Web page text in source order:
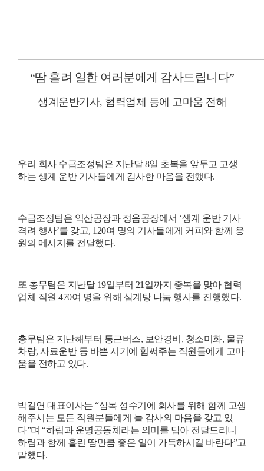
“땀 흘려 일한 여러분에게 감사드립니다”
생계운반기사, 협력업체 등에 고마움 전해
우리 회사 수급조정팀은 지난달8일 초복을 앞두고 고생
하는 생계 운반 기사들에게 감사한 마음을 전했다.
수급조정팀은 익산공장과 정읍공장에서 ‘생계 운반 기사
격려 행사’를 갖고, 120여 명의 기사들에게 커피와 함께 응
원의 메시지를 전달했다.
또 총무팀은 지난달 19일부터 21 일까지 중복을 맞아 협력
업체 직원 470여 명을 위해 삼계탕 나눔 행사를 진행했다.
총무팀은 지난해부터 통근버스, 보안경비 , 청소미화, 물류
차량, 사료운반 등 바쁜 시기에 힘써주는 직원들에게 고마
움을 전하고 있다.
박길연 대표이사는 “삼복 성수기에 회사를 위해 함께 고생
해주시는 모든 직원분들에게 늘 감사의 마음을 갖고 있
다”며 “하림과 운명공동체라는 의미를 담아 전달드리니
하림과 함께 흘린 땀만큼 좋은 일이 가득하시길 바란다”고
말했다.